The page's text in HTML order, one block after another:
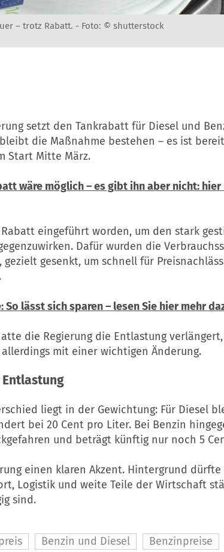
– trotz Rabatt. - Foto: © shutterstock
setzt den Tankrabatt für Diesel und
die Maßnahme bestehen – es ist
Start Mitte März.
wäre möglich – es gibt ihn aber nicht: hier
eingeführt worden, um den stark
Dafür wurden die
gezielt gesenkt, um schnell für
lässt sich sparen – lesen Sie hier mehr
die Regierung die Entlastung
mit einer wichtigen Änderung.
liegt in der Gewichtung: Für Diesel
bei 20 Cent pro Liter. Bei Benzin
und beträgt künftig nur noch 5
einen klaren Akzent. Hintergrund dürfte
Logistik und weite Teile der Wirtschaft
sind.
Benzin und Diesel
Benzinpreise